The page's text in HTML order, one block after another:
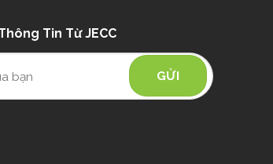
Tin Từ JECC